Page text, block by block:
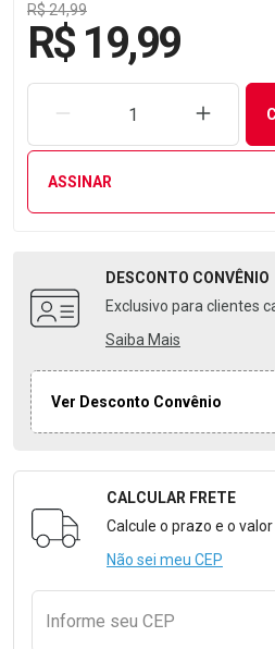
R$ 24,99
R$ 19,99
REMOVER UMA UNIDADE
ASSINAR
DESCONTO CONVÊNIO
Exclusivo para clientes
Saiba Mais
Ver Desconto Convênio
Formulário para
CALCULAR FRETE
Calcule o prazo e o
Não sei meu CEP
Informe seu CEP